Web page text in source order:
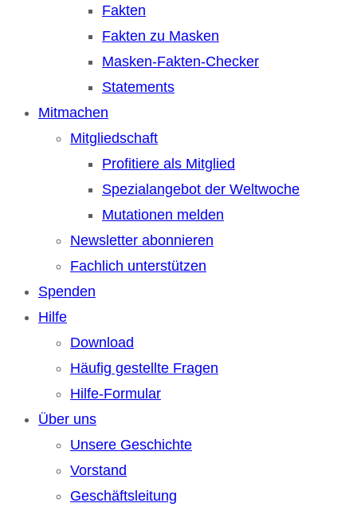
Fakten
Fakten zu Masken
Masken-Fakten-Checker
Statements
Mitmachen
Mitgliedschaft
Profitiere als Mitglied
Spezialangebot der Weltwoche
Mutationen melden
Newsletter abonnieren
Fachlich unterstützen
Spenden
Hilfe
Download
Häufig gestellte Fragen
Hilfe-Formular
Über uns
Unsere Geschichte
Vorstand
Geschäftsleitung